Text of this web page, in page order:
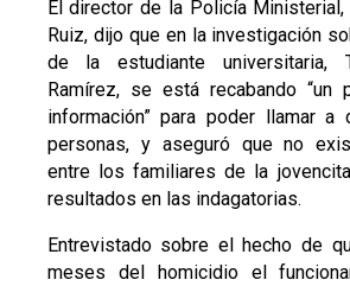
El director de la Policía Ministerial,
Ruiz, dijo que en la investigación
de la estudiante universitaria,
Ramírez, se está recabando “un
información” para poder llamar a
personas, y aseguró que no
entre los familiares de la
resultados en las indagatorias.
Entrevistado sobre el hecho de
meses del homicidio el